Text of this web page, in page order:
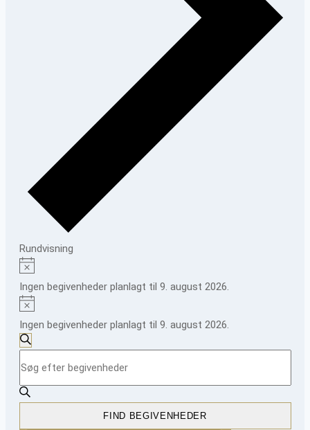
Rundvisning
Begivenheder
for
9.
august
2026
Notice
Ingen begivenheder planlagt til 9. august 2026.
Notice
Ingen begivenheder planlagt til 9. august 2026.
Begivenheder
Søgning
og
SØG
EFTER
BEGIVENHEDER
nøgleord.
Søg
efter
FIND BEGIVENHEDER